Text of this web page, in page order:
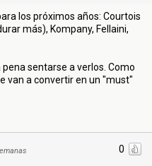
los próximos años: Courtois
más), Kompany, Fellaini,
sentarse a verlos. Como
van a convertir en un "must"
0